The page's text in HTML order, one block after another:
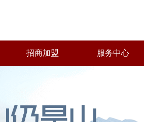
招商加盟 服务中心
品牌简介
Brand introduction
最新推荐
Latest Recommended
加盟优势
Join advantage
免费预约量房
Free booking capacity room
品牌资讯
News
全国网络
National Network
全国工程
Real estate projects